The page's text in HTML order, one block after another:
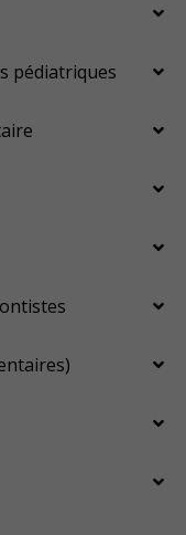
pédiatriques